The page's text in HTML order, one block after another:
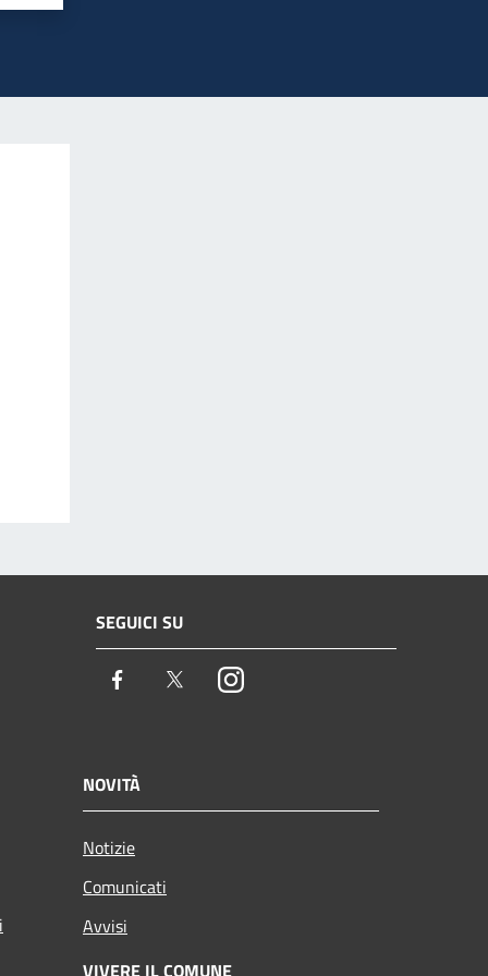
SEGUICI SU
Facebook TwitterInstagram
NOVITÀ
Notizie
Comunicati
Avvisi
VIVERE IL COMUNE